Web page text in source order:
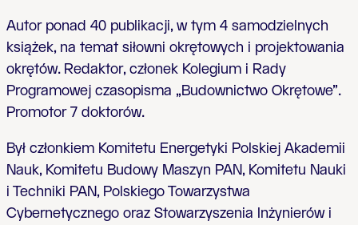
Autor ponad 40 publikacji, w tym 4 samodzielnych
książek, na temat siłowni okrętowych i projektowania
okrętów. Redaktor, członek Kolegium i Rady
Programowej czasopisma „Budownictwo Okrętowe”.
Promotor 7 doktorów.
Był członkiem Komitetu Energetyki Polskiej Akademii
Nauk, Komitetu Budowy Maszyn PAN, Komitetu Nauki
i Techniki PAN, Polskiego Towarzystwa
Cybernetycznego oraz Stowarzyszenia Inżynierów i